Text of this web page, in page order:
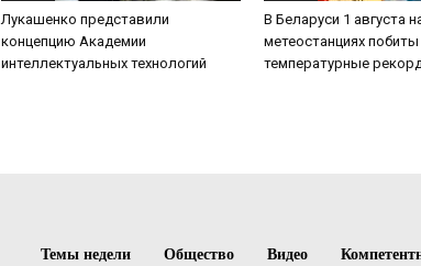
Лукашенко представили
концепцию Академии
интеллектуальных технологий
В Беларуси 1 августа
метеостанциях
температурные
Темы недели Общество Видео